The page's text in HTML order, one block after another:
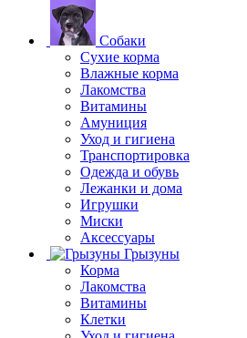
Собаки
Сухие корма
Влажные корма
Лакомства
Витамины
Амуниция
Уход и гигиена
Транспортировка
Одежда и обувь
Лежанки и дома
Игрушки
Миски
Аксессуары
Грызуны
Корма
Лакомства
Витамины
Клетки